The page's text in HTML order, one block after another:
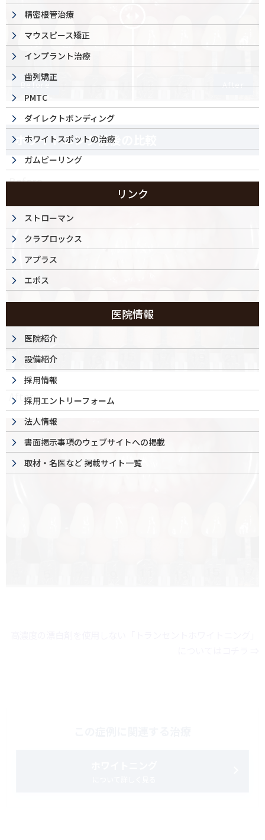
Before After
ホワイトニング前後の比較
Before
After
精密根管治療
マウスピース矯正
インプラント治療
歯列矯正
PMTC
ダイレクトボンディング
ホワイトスポットの治療
ガムピーリング
リンク
ストローマン
クラプロックス
アプラス
エポス
医院情報
医院紹介
設備紹介
採用情報
採用エントリーフォーム
法人情報
書面掲示事項のウェブサイトへの掲載
取材・名医など 掲載サイト一覧